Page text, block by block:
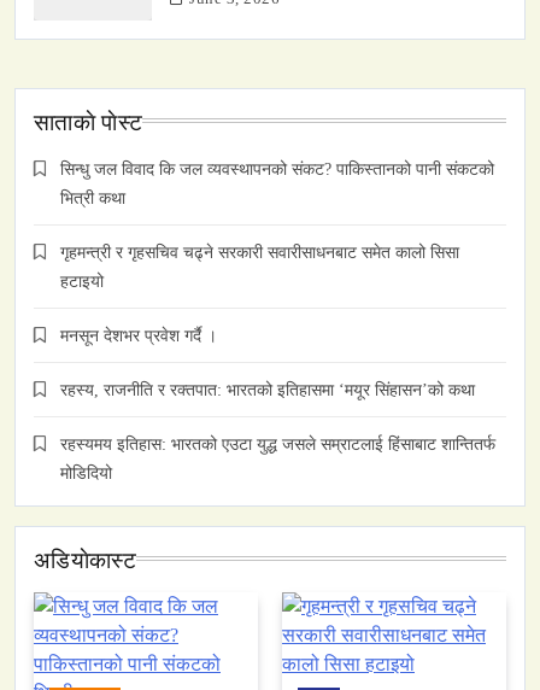
साताकाे पाेस्ट
सिन्धु जल विवाद कि जल व्यवस्थापनको संकट? पाकिस्तानको पानी संकटको
भित्री कथा
गृहमन्त्री र गृहसचिव चढ्ने सरकारी सवारीसाधनबाट समेत कालो सिसा
हटाइयो
मनसून देशभर प्रवेश गर्दै ।
रहस्य, राजनीति र रक्तपात: भारतको इतिहासमा ‘मयूर सिंहासन’को कथा
रहस्यमय इतिहास: भारतको एउटा युद्ध जसले सम्राटलाई हिंसाबाट शान्तितर्फ
मोडिदियो
अडियाेकास्ट